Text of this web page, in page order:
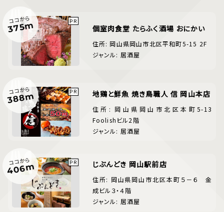
ココから
375m 個室肉食堂 たらふく酒場 おにかい
住所: 岡山県岡山市北区平和町5-15 2F
ジャンル: 居酒屋
ココから
388m 地鶏と鮮魚 焼き鳥職人 信 岡山本店
住所: 岡山県岡山市北区本町5-13
Foolishビル2階
ジャンル: 居酒屋
ココから
406m じぶんどき 岡山駅前店
住所: 岡山県岡山市北区本町５－６ 金
成ビル３・４階
ジャンル: 居酒屋